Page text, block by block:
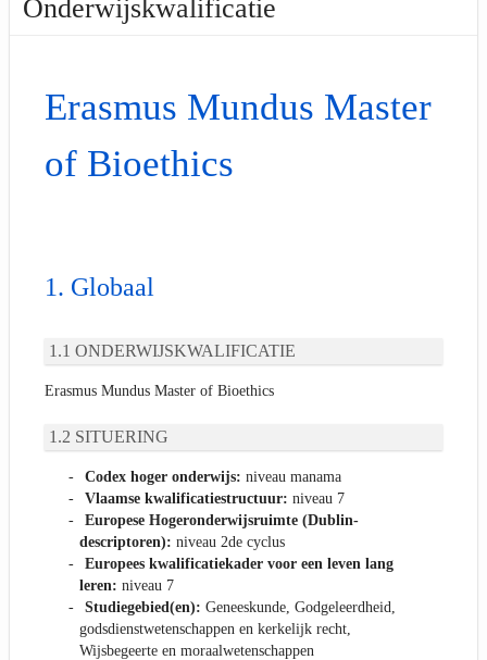
Onderwijskwalificatie
Erasmus Mundus Master
of Bioethics
Globaal
ONDERWIJSKWALIFICATIE
Erasmus Mundus Master of Bioethics
SITUERING
Codex hoger onderwijs: niveau manama
Vlaamse kwalificatiestructuur: niveau 7
Europese Hogeronderwijsruimte (Dublin-
descriptoren): niveau 2de cyclus
Europees kwalificatiekader voor een leven lang
leren: niveau 7
Studiegebied(en): Geneeskunde, Godgeleerdheid,
godsdienstwetenschappen en kerkelijk recht,
Wijsbegeerte en moraalwetenschappen